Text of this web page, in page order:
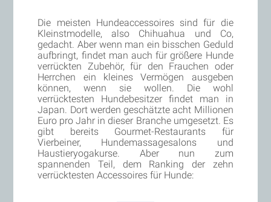
Die meisten Hundeaccessoires sind für die
Kleinstmodelle, also Chihuahua und Co,
gedacht. Aber wenn man ein bisschen Geduld
aufbringt, findet man auch für größere Hunde
verrückten Zubehör, für den Frauchen oder
Herrchen ein kleines Vermögen ausgeben
können, wenn sie wollen. Die wohl
verrücktesten Hundebesitzer findet man in
Japan. Dort werden geschätzte acht Millionen
Euro pro Jahr in dieser Branche umgesetzt. Es
gibt bereits Gourmet-Restaurants für
Vierbeiner, Hundemassagesalons und
Haustieryogakurse. Aber nun zum
spannenden Teil, dem Ranking der zehn
verrücktesten Accessoires für Hunde: